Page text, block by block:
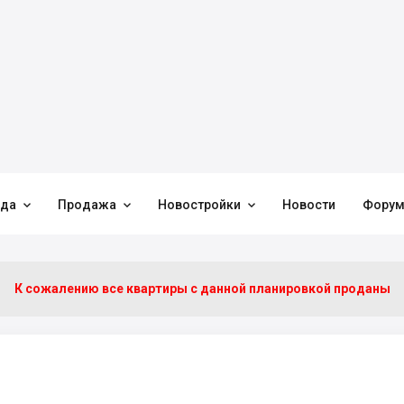
 Продажа  Новостройки  Новости Форум
К сожалению все квартиры c данной планировкой проданы